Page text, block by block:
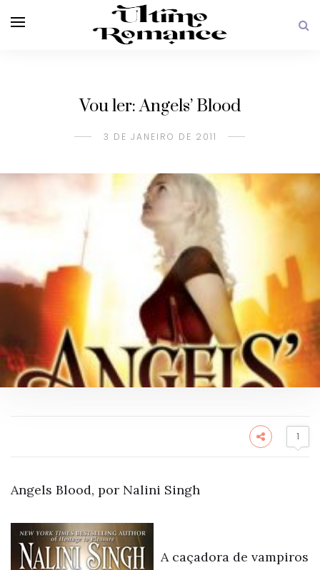
Vou ler: Angels’ Blood
3 DE JANEIRO DE 2011
1
Angels Blood, por Nalini Singh
A caçadora de vampiros